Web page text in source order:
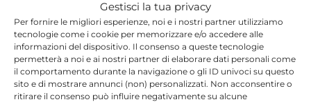
Gestisci la tua privacy
Per fornire le migliori esperienze, noi e i nostri partner utilizziamo
tecnologie come i cookie per memorizzare e/o accedere alle
informazioni del dispositivo. Il consenso a queste tecnologie
permetterà a noi e ai nostri partner di elaborare dati personali come
il comportamento durante la navigazione o gli ID univoci su questo
sito e di mostrare annunci (non) personalizzati. Non acconsentire o
ritirare il consenso può influire negativamente su alcune
qualità, tempestività e affidabilità.